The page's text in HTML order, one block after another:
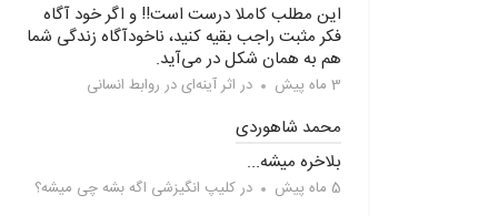
این مطلب کاملا درست است!! و اگر خود آگاه
فکر مثبت راجب بقیه کنید، ناخودآگاه زندگی شما
هم به همان شکل در می‌آید.
3 ماه پیش در اثر آینه‌ای در روابط انسانی
محمد شاهوردی
بلاخره میشه...
5 ماه پیش درکلیپ انگیزشی اگه بشه چی میشه؟